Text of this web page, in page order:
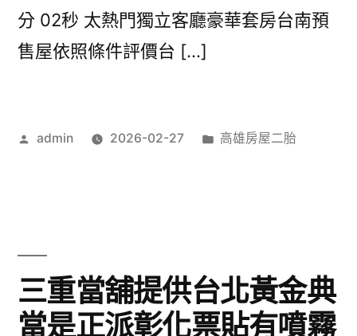
分 02秒 太熱門獨立客廳豪華套房台南預
售屋依照條件評價台 […]
作
admin 2026-02-27
分
高雄房屋二胎
三重當舖提供台北黃金典
當是正派彰化票貼有噴霧